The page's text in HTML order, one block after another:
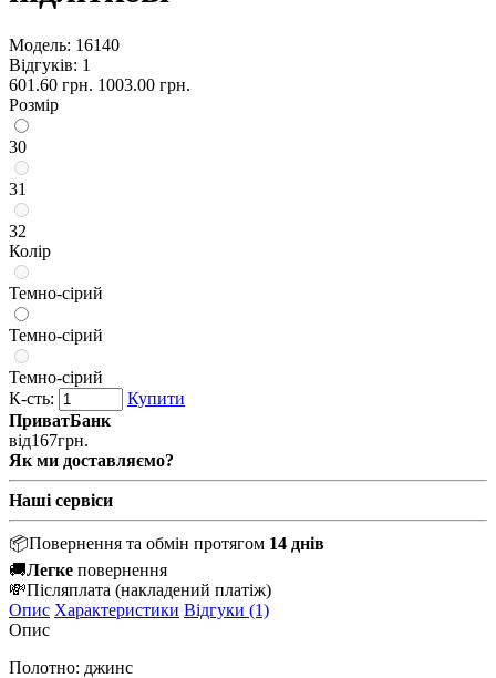
Модель: 16140
Відгуків: 1
601.60 грн. 1003.00 грн.
Розмір
30
31
32
Колір
Темно-сірий
Темно-сірий
Темно-сірий
К-сть:
Купити
ПриватБанк
від167грн.
Як ми доставляємо?
Наші сервіси
📦Повернення та обмін протягом 14 днів
🚚Легке повернення
💸Післяплата (накладений платіж)
Опис Характеристики Відгуки (1)
Опис
Полотно: джинс